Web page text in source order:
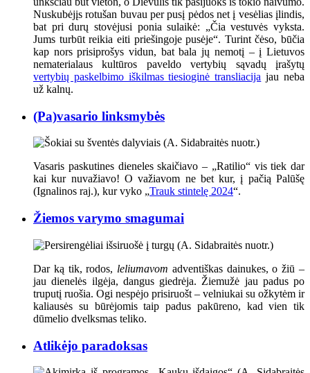
Nuskubėjįs rotušan buvau per pusį pėdos net į vesėlias įlindis,
bat pri durų stovėjusi ponia sulaikė: „Čia vestuvės vyksta.
Jums turbūt reikia eiti priešingoje pusėje“. Turint čėso, būčia
kap nors prisiprošys vidun, bat bala jų nemotį – į Lietuvos
nematerialaus kultūros paveldo vertybių sąvadų įrašytų
vertybių paskelbimo iškilmas tiesioginė transliacija jau neba
už kalnų.
(Pa)vasario linksmybės
Vasaris paskutines dieneles skaičiavo – „Ratilio“ vis tiek dar
kai kur nuvažiavo! O važiavom ne bet kur, į pačią Palūšę
(Ignalinos raj.), kur vyko „Trauk stintelę 2024“.
Žiemos varymo smagumai
Dar ką tik, rodos, leliumavom adventiškas dainukes, o žiū –
jau dienelės ilgėja, dangus giedrėja. Žiemužė jau padus po
truputį ruošia. Ogi nespėjo prisiruošt – velniukai su ožkytėm ir
kaliausės su būrėjomis taip padus pakūreno, kad vien tik
dūmelio dvelksmas teliko.
Atlikėjo paradoksas